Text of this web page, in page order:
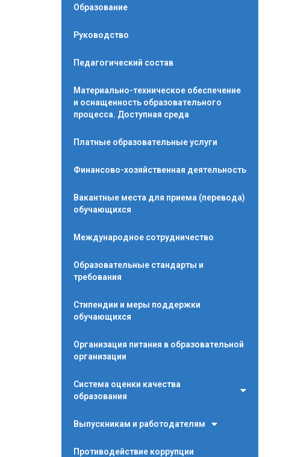
Образование
Руководство
Педагогический состав
Материально-техническое обеспечение
и оснащенность образовательного
процесса. Доступная среда
Платные образовательные услуги
Финансово-хозяйственная деятельность
Вакантные места для приема (перевода)
обучающихся
Международное сотрудничество
Образовательные стандарты и
требования
Стипендии и меры поддержки
обучающихся
Организация питания в образовательной
организации
Система оценки качества
образования
Выпускникам и работодателям
Противодействие коррупции